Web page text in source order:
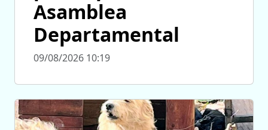
Asamblea
Departamental
09/08/2026 10:19